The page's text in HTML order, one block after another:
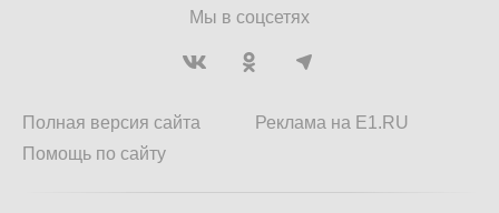
Мы в соцсетях
Полная версия сайта
Помощь по сайту
Реклама на E1.RU